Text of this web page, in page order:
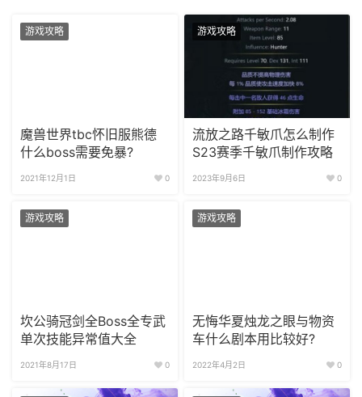
游戏攻略
魔兽世界tbc怀旧服熊德
什么boss需要免暴?
2021年12月1日 0
游戏攻略
流放之路千敏爪怎么制作
S23赛季千敏爪制作攻略
2023年9月6日 0
游戏攻略
坎公骑冠剑全Boss全专武
单次技能异常值大全
2021年8月17日 0
游戏攻略
无悔华夏烛龙之眼与物资
车什么剧本用比较好?
2022年4月2日 0